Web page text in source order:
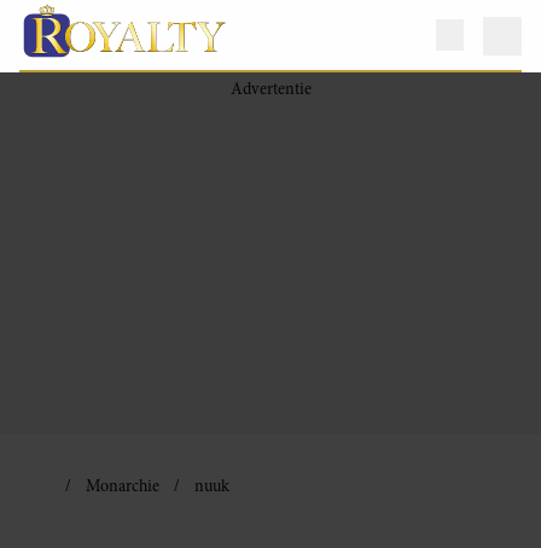
Monarchie nuuk